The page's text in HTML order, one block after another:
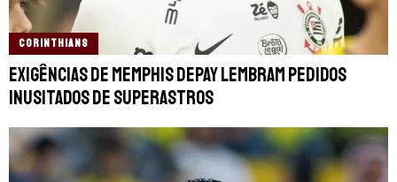
CORINTHIANS
Exigências de Memphis Depay lembram pedidos
inusitados de superastros